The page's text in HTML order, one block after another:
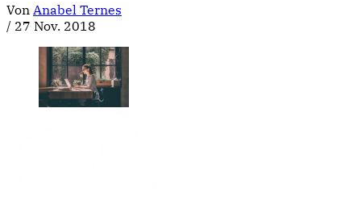
Von Anabel Ternes
/ 27 Nov. 2018